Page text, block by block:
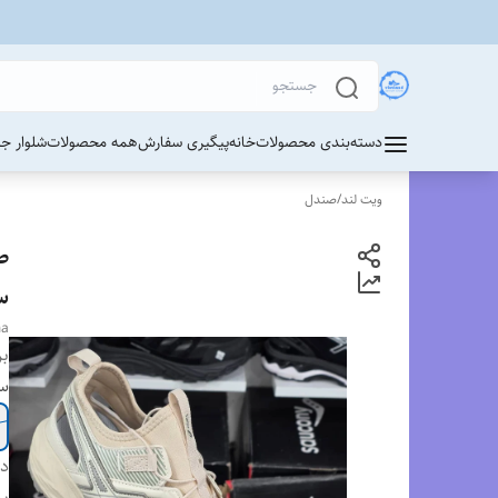
دسته‌بندی محصولاتخانهپیگیری سفارشهمه محصولاتشلوار
ویت لند/صندل